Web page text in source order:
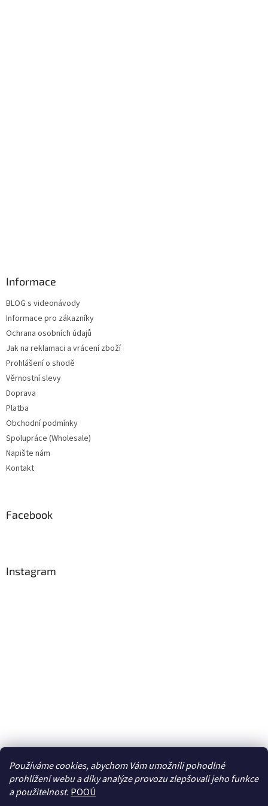
Používáme cookies, abychom Vám umožnili pohodlné
prohlížení webu a díky analýze provozu zlepšovali jeho funkce
a použitelnost. POOÚ
Informace
BLOG s videonávody
Informace pro zákazníky
Ochrana osobních údajů
Jak na reklamaci a vrácení zboží
Prohlášení o shodě
Věrnostní slevy
Doprava
Platba
Obchodní podmínky
Spolupráce (Wholesale)
Napište nám
Kontakt
Facebook
Instagram
Sledovat na Instagramu